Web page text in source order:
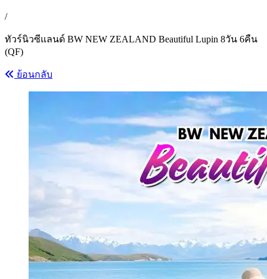
/
ทัวร์นิวซีแลนด์ BW NEW ZEALAND Beautiful Lupin 8วัน 6คืน
(QF)
ย้อนกลับ